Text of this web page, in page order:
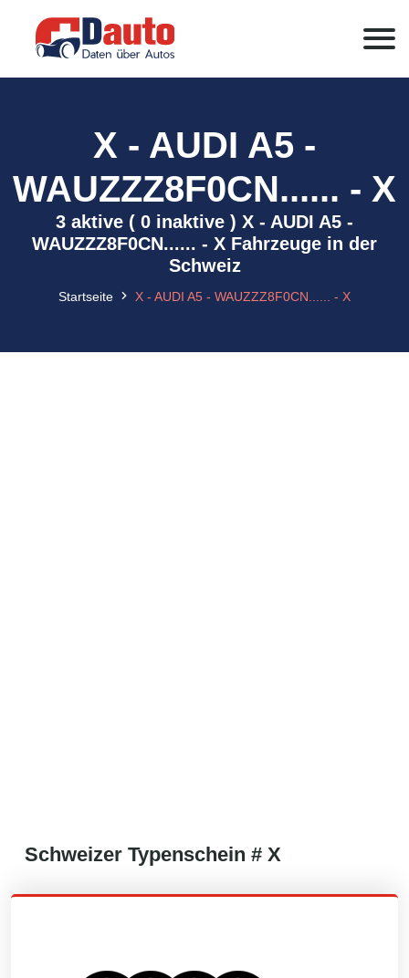
X - AUDI A5 -
WAUZZZ8F0CN...... - X
3 aktive ( 0 inaktive ) X - AUDI A5 -
WAUZZZ8F0CN...... - X Fahrzeuge in der
Schweiz
Startseite X - AUDI A5 - WAUZZZ8F0CN...... - X
Schweizer Typenschein # X